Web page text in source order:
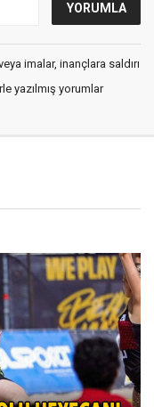
imalar, inançlara saldırı
yazılmış yorumlar